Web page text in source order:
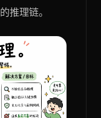
推理链。